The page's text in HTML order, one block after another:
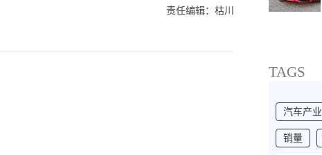
责任编辑：枯川
TAGS
汽车产业
销量